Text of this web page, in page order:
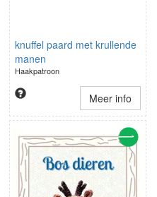
knuffel paard met krullende
manen
Haakpatroon
Meer info